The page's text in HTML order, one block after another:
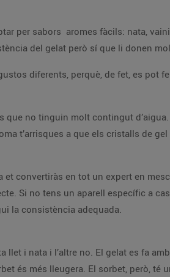
per sabors aromes fàcils: nata,
del gelat però sí que li donen
diferents, perquè, de fet, es pot
no tinguin molt contingut
t’arrisques a que els cristalls de
convertiràs en tot un expert en
Si no tens un aparell específic a
la consistència adequada.
i nata i l’altre no. El gelat es fa
és més lleugera. El sorbet, però, té